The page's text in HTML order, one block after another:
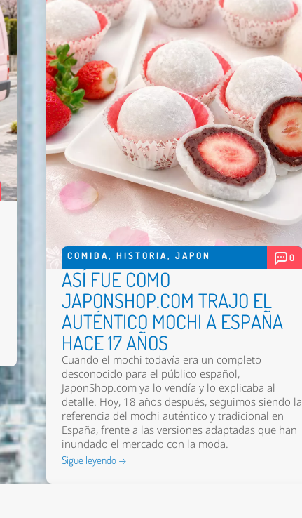
COMIDA, HISTORIA, JAPON 0
ASÍ FUE COMO
JAPONSHOP.COM TRAJO EL
AUTÉNTICO MOCHI A ESPAÑA
HACE 17 AÑOS
Cuando el mochi todavía era un completo
desconocido para el público español,
JaponShop.com ya lo vendía y lo explicaba al
detalle. Hoy, 18 años después, seguimos siendo la
referencia del mochi auténtico y tradicional en
España, frente a las versiones adaptadas que han
inundado el mercado con la moda.
Sigue leyendo →